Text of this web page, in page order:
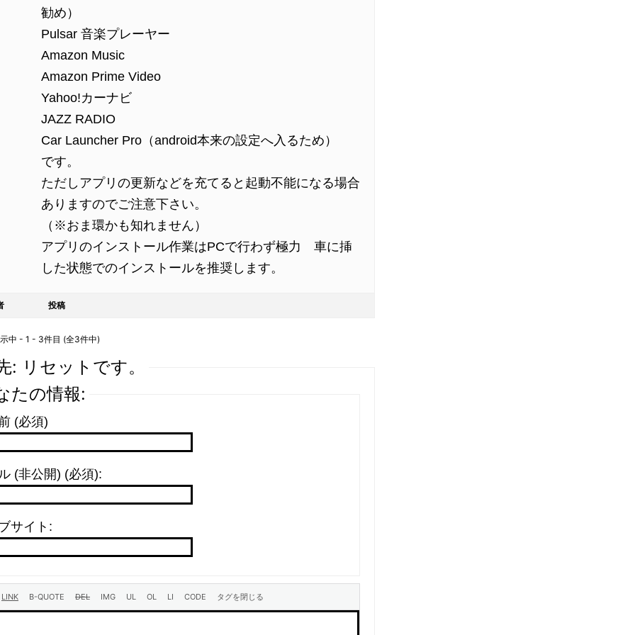
勧め）
Pulsar 音楽プレーヤー
Amazon Music
Amazon Prime Video
Yahoo!カーナビ
JAZZ RADIO
Car Launcher Pro（android本来の設定へ入るため）
です。
ただしアプリの更新などを充てると起動不能になる場合
ありますのでご注意下さい。
（※おま環かも知れません）
アプリのインストール作業はPCで行わず極力 車に挿
した状態でのインストールを推奨します。
投稿
中 - 1 - 3件目 (全3件中)
: リセットです。
たの情報:
(必須)
(非公開) (必須):
サイト: